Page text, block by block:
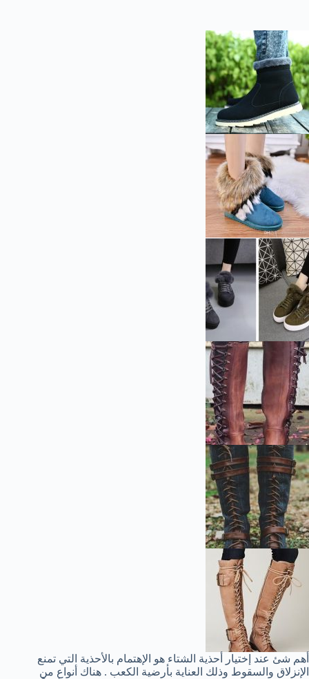
أهم شئ عند إختيار أحذية الشتاء هو الإهتمام بالأحذية التي تمنع
الإنزلاق والسقوط وذلك العناية بأرضية الكعب . هناك أنواع من